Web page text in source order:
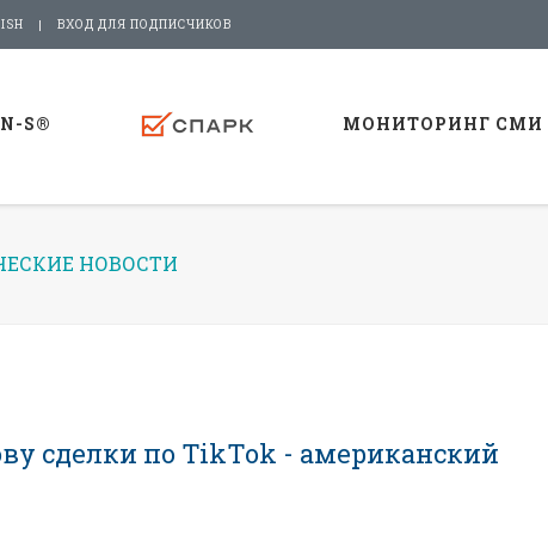
ВХОД ДЛЯ ПОДПИСЧИКОВ
S® МОНИТОРИНГ СМИ
НОВОСТИ
сделки по TikTok - американский